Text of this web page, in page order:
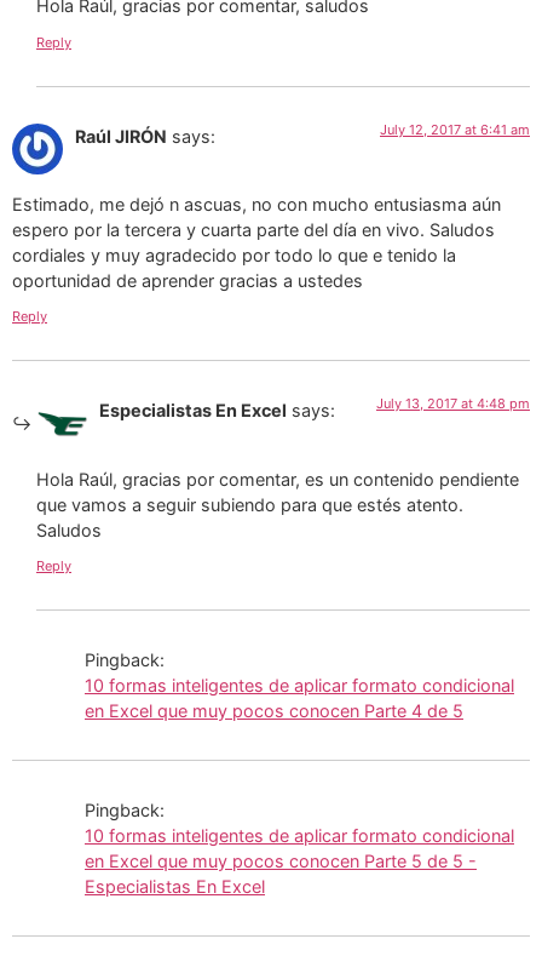
Hola Raúl, gracias por comentar, saludos
Reply
Raúl JIRÓN says: July 12, 2017 at 6:41 am
Estimado, me dejó n ascuas, no con mucho entusiasma aún
espero por la tercera y cuarta parte del día en vivo. Saludos
cordiales y muy agradecido por todo lo que e tenido la
oportunidad de aprender gracias a ustedes
Reply
Especialistas En Excel says: July 13, 2017 at 4:48 pm
Hola Raúl, gracias por comentar, es un contenido pendiente
que vamos a seguir subiendo para que estés atento.
Saludos
Reply
Pingback:
10 formas inteligentes de aplicar formato condicional
en Excel que muy pocos conocen Parte 4 de 5
Pingback:
10 formas inteligentes de aplicar formato condicional
en Excel que muy pocos conocen Parte 5 de 5 -
Especialistas En Excel